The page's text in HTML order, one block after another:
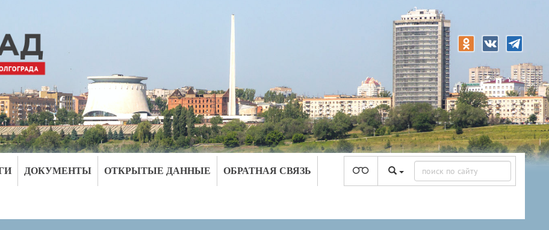
ДОКУМЕНТЫ ОТКРЫТЫЕ ДАННЫЕ ОБРАТНАЯ СВЯЗЬ